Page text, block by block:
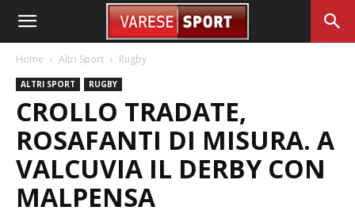
Home Altri Sport Rugby
ALTRI SPORT RUGBY
CROLLO TRADATE,
ROSAFANTI DI MISURA. A
VALCUVIA IL DERBY CON
MALPENSA